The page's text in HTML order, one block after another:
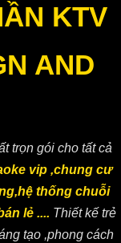
KTV
AND
trọn gói cho tất cả
vip ,chung cư
thống chuỗi
lẻ .... Thiết kế trẻ
tạo ,phong cách